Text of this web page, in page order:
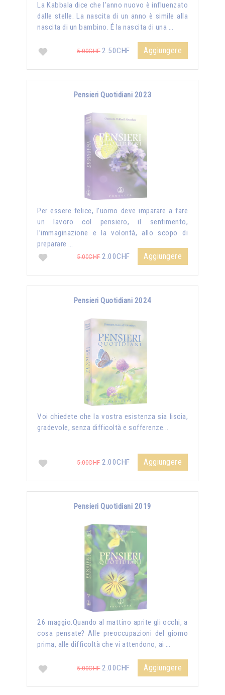
La Kabbala dice che l'anno nuovo è influenzato
dalle stelle. La nascita di un anno è simile alla
nascita di un bambino. É la nascita di una …
5.00CHF2.50CHF Aggiungere
Pensieri Quotidiani 2023
Per essere felice, l’uomo deve imparare a fare
un lavoro col pensiero, il sentimento,
l’immaginazione e la volontà, allo scopo di
preparare …
5.00CHF2.00CHF Aggiungere
Pensieri Quotidiani 2024
Voi chiedete che la vostra esistenza sia liscia,
gradevole, senza difficoltà e sofferenze...
5.00CHF2.00CHF Aggiungere
Pensieri Quotidiani 2019
26 maggio:Quando al mattino aprite gli occhi, a
cosa pensate? Alle preoccupazioni del giorno
prima, alle difficoltà che vi attendono, ai …
5.00CHF2.00CHF Aggiungere